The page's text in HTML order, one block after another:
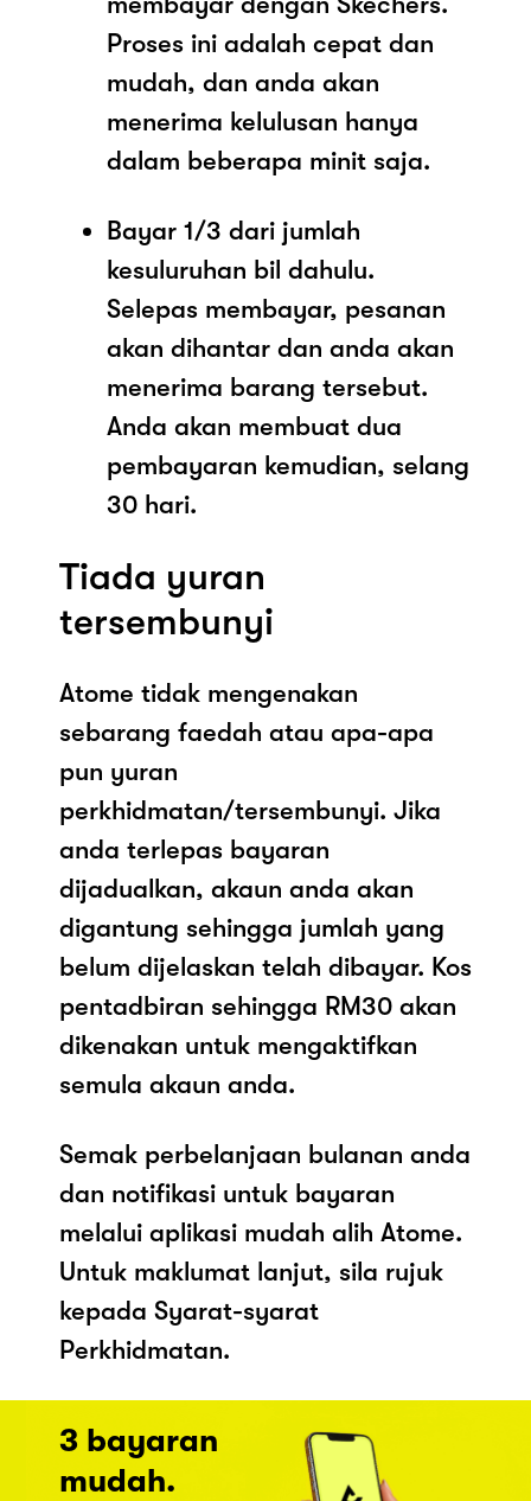
Proses ini adalah cepat dan
mudah, dan anda akan
menerima kelulusan hanya
dalam beberapa minit saja.
Bayar 1/3 dari jumlah
kesuluruhan bil dahulu.
Selepas membayar, pesanan
akan dihantar dan anda akan
menerima barang tersebut.
Anda akan membuat dua
pembayaran kemudian, selang
30 hari.
Tiada yuran
tersembunyi
Atome tidak mengenakan
sebarang faedah atau apa-apa
pun yuran
perkhidmatan/tersembunyi. Jika
anda terlepas bayaran
dijadualkan, akaun anda akan
digantung sehingga jumlah yang
belum dijelaskan telah dibayar. Kos
pentadbiran sehingga RM30 akan
dikenakan untuk mengaktifkan
semula akaun anda.
Semak perbelanjaan bulanan anda
dan notifikasi untuk bayaran
melalui aplikasi mudah alih Atome.
Untuk maklumat lanjut, sila rujuk
kepada Syarat-syarat
Perkhidmatan.
3 bayaran
mudah.